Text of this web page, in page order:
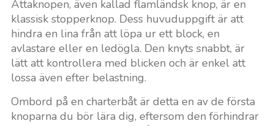
Åttaknopen, även kallad flamländsk knop, är en
klassisk stopperknop. Dess huvuduppgift är att
hindra en lina från att löpa ur ett block, en
avlastare eller en ledögla. Den knyts snabbt, är
lätt att kontrollera med blicken och är enkel att
lossa även efter belastning.
Ombord på en charterbåt är detta en av de första
knoparna du bör lära dig, eftersom den förhindrar